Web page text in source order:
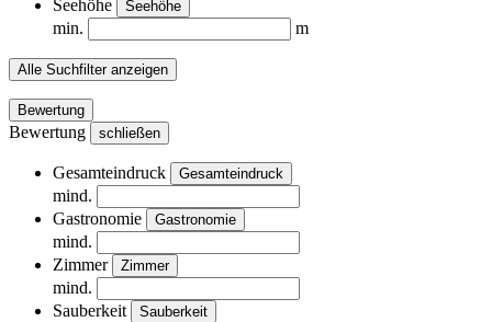
Seehöhe
Seehöhe
min. m
Alle Suchfilter anzeigen
Bewertung
Bewertung schließen
Gesamteindruck Gesamteindruck
mind.
Gastronomie
Gastronomie
mind.
Zimmer
Zimmer
mind.
Sauberkeit
Sauberkeit